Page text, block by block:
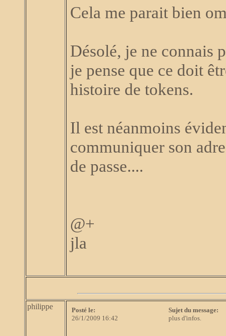
Cela me parait bien
Désolé, je ne connais
je pense que ce doit
histoire de tokens.
Il est néanmoins
communiquer son
de passe....
@+
jla
philippe
Posté le:
26/1/2009 16:42
Sujet du message:
plus d'infos.